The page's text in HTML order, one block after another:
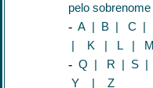
pelo
- A | B | C |
|
K | L |
- Q | R | S |
Y
|
Z